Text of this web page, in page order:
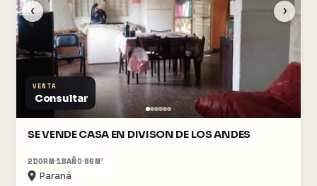
‹ ›
VENTA
Consultar
SE VENDE CASA EN DIVISON DE LOS ANDES
2DORM 1BAÑO86M²
Paraná